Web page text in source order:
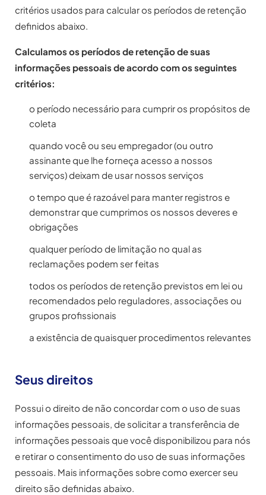
critérios usados para calcular os períodos de retenção
definidos abaixo.
Calculamos os períodos de retenção de suas
informações pessoais de acordo com os seguintes
critérios:
o período necessário para cumprir os propósitos de
coleta
quando você ou seu empregador (ou outro
assinante que lhe forneça acesso a nossos
serviços) deixam de usar nossos serviços
o tempo que é razoável para manter registros e
demonstrar que cumprimos os nossos deveres e
obrigações
qualquer período de limitação no qual as
reclamações podem ser feitas
todos os períodos de retenção previstos em lei ou
recomendados pelo reguladores, associações ou
grupos profissionais
a existência de quaisquer procedimentos relevantes
Seus direitos
Possui o direito de não concordar com o uso de suas
informações pessoais, de solicitar a transferência de
informações pessoais que você disponibilizou para nós
e retirar o consentimento do uso de suas informações
pessoais. Mais informações sobre como exercer seu
direito são definidas abaixo.